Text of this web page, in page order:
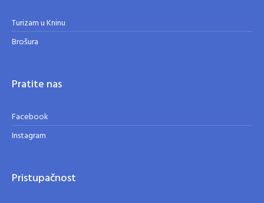
Turizam u Kninu
Brošura
Pratite nas
Facebook
Instagram
Pristupačnost